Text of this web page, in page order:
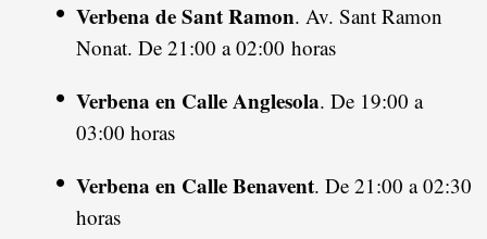
Verbena de Sant Ramon. Av. Sant Ramon
Nonat. De 21:00 a 02:00 horas
Verbena en Calle Anglesola. De 19:00 a
03:00 horas
Verbena en Calle Benavent. De 21:00 a 02:30
horas